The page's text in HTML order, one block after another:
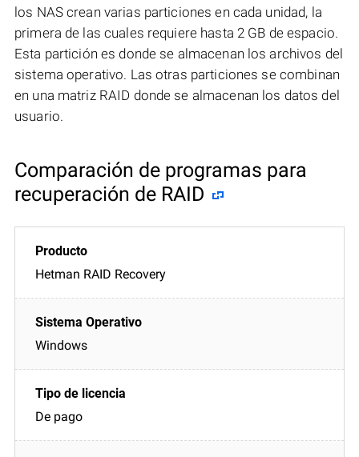
los NAS crean varias particiones en cada unidad, la
primera de las cuales requiere hasta 2 GB de espacio.
Esta partición es donde se almacenan los archivos del
sistema operativo. Las otras particiones se combinan
en una matriz RAID donde se almacenan los datos del
usuario.
Comparación de programas para
recuperación de RAID
Hetman RAID Recovery
Windows
De pago